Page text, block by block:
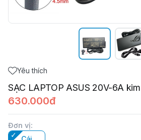
Yêu thích
SẠC LAPTOP ASUS 20V-6A
630.000đ
Đơn vị: